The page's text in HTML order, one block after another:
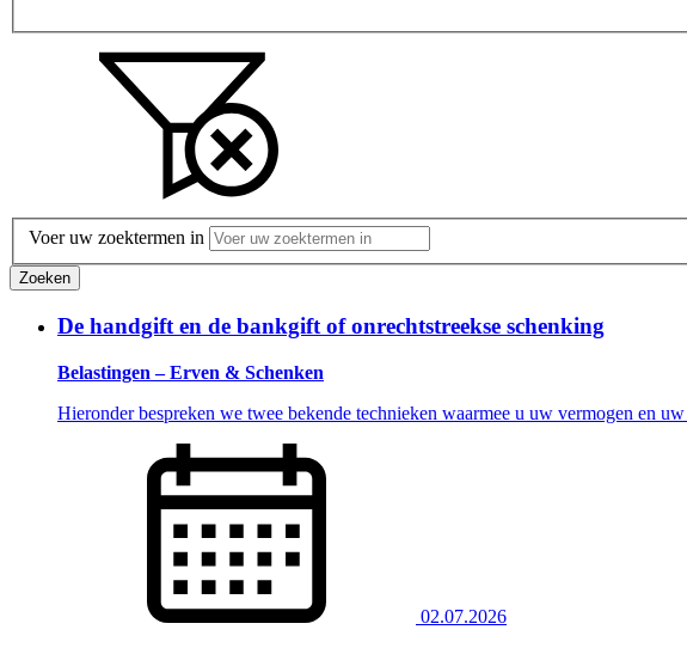
Voer uw zoektermen in
Zoeken
De handgift en de bankgift of onrechtstreekse schenking
Belastingen – Erven & Schenken
Hieronder bespreken we twee bekende technieken waarmee u uw vermogen en
02.07.2026